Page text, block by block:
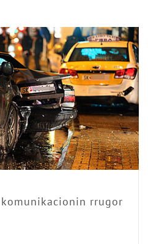
komunikacionin rrugor